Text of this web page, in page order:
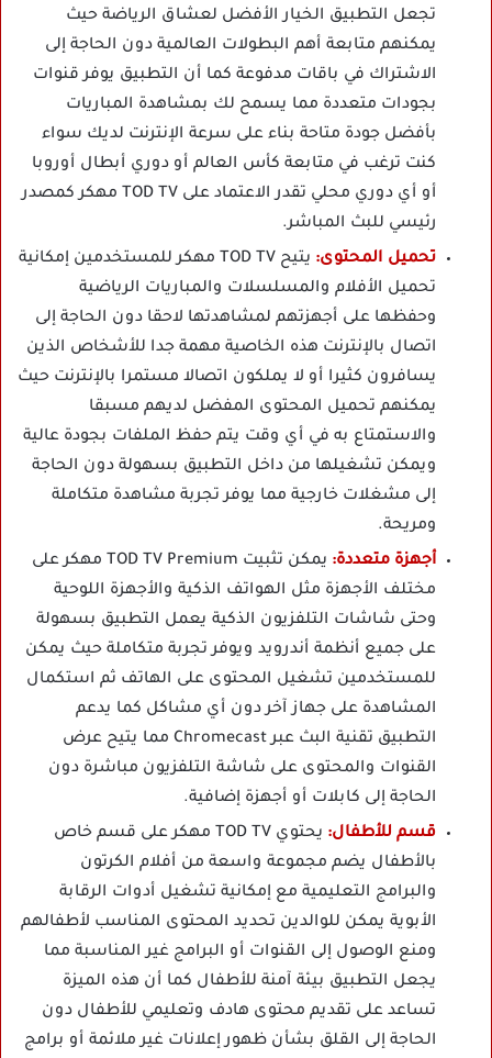
تجعل التطبيق الخيار الأفضل لعشاق الرياضة حيث
يمكنهم متابعة أهم البطولات العالمية دون الحاجة إلى
الاشتراك في باقات مدفوعة كما أن التطبيق يوفر قنوات
بجودات متعددة مما يسمح لك بمشاهدة المباريات
بأفضل جودة متاحة بناء على سرعة الإنترنت لديك سواء
كنت ترغب في متابعة كأس العالم أو دوري أبطال أوروبا
أو أي دوري محلي تقدر الاعتماد على TOD TV مهكر كمصدر
رئيسي للبث المباشر.
تحميل المحتوى:
يتيح TOD TV مهكر للمستخدمين إمكانية
تحميل الأفلام والمسلسلات والمباريات الرياضية
وحفظها على أجهزتهم لمشاهدتها لاحقا دون الحاجة إلى
اتصال بالإنترنت هذه الخاصية مهمة جدا للأشخاص الذين
يسافرون كثيرا أو لا يملكون اتصالا مستمرا بالإنترنت حيث
يمكنهم تحميل المحتوى المفضل لديهم مسبقا
والاستمتاع به في أي وقت يتم حفظ الملفات بجودة عالية
ويمكن تشغيلها من داخل التطبيق بسهولة دون الحاجة
إلى مشغلات خارجية مما يوفر تجربة مشاهدة متكاملة
ومريحة.
أجهزة متعددة:
يمكن تثبيت TOD TV Premium مهكر على
مختلف الأجهزة مثل الهواتف الذكية والأجهزة اللوحية
وحتى شاشات التلفزيون الذكية يعمل التطبيق بسهولة
على جميع أنظمة أندرويد ويوفر تجربة متكاملة حيث يمكن
للمستخدمين تشغيل المحتوى على الهاتف ثم استكمال
المشاهدة على جهاز آخر دون أي مشاكل كما يدعم
التطبيق تقنية البث عبر Chromecast مما يتيح عرض
القنوات والمحتوى على شاشة التلفزيون مباشرة دون
الحاجة إلى كابلات أو أجهزة إضافية.
قسم للأطفال:
يحتوي TOD TV مهكر على قسم خاص
بالأطفال يضم مجموعة واسعة من أفلام الكرتون
والبرامج التعليمية مع إمكانية تشغيل أدوات الرقابة
الأبوية يمكن للوالدين تحديد المحتوى المناسب لأطفالهم
ومنع الوصول إلى القنوات أو البرامج غير المناسبة مما
يجعل التطبيق بيئة آمنة للأطفال كما أن هذه الميزة
تساعد على تقديم محتوى هادف وتعليمي للأطفال دون
الحاجة إلى القلق بشأن ظهور إعلانات غير ملائمة أو برامج